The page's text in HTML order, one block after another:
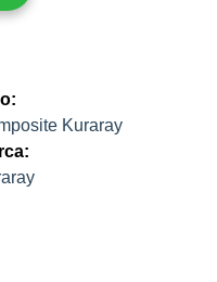
Kuraray